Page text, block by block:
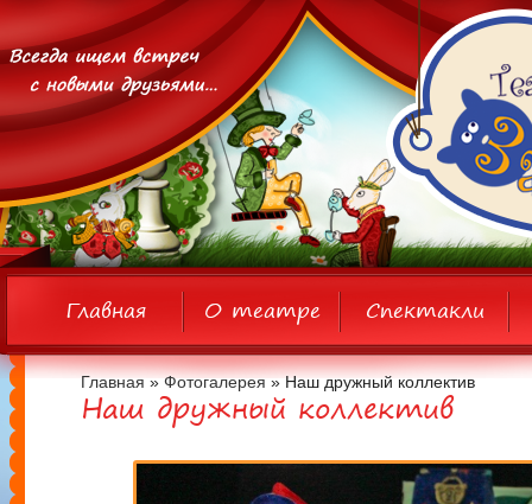
Главная О театре Спектакли
Главная »Фотогалерея» Наш дружный коллектив
Наш дружный коллектив